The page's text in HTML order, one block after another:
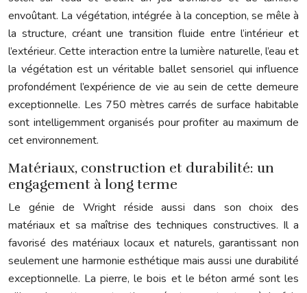
envoûtant. La végétation, intégrée à la conception, se mêle à
la structure, créant une transition fluide entre l’intérieur et
l’extérieur. Cette interaction entre la lumière naturelle, l’eau et
la végétation est un véritable ballet sensoriel qui influence
profondément l’expérience de vie au sein de cette demeure
exceptionnelle. Les 750 mètres carrés de surface habitable
sont intelligemment organisés pour profiter au maximum de
cet environnement.
Matériaux, construction et durabilité: un
engagement à long terme
Le génie de Wright réside aussi dans son choix des
matériaux et sa maîtrise des techniques constructives. Il a
favorisé des matériaux locaux et naturels, garantissant non
seulement une harmonie esthétique mais aussi une durabilité
exceptionnelle. La pierre, le bois et le béton armé sont les